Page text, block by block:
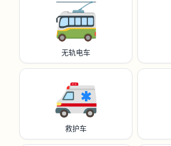
🚎
无轨电车
🚑️
救护车